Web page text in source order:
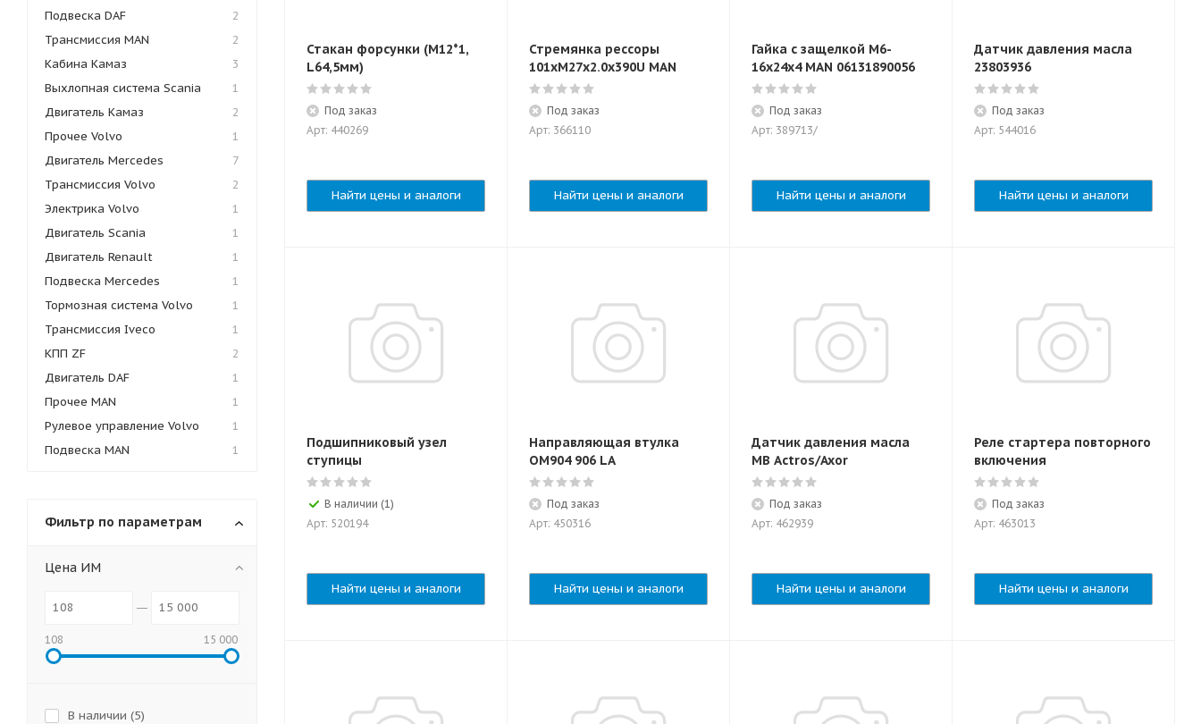
Стакан форсунки (M12*1,
L64,5мм)
Под заказ
Арт: 440269
Найти цены и аналоги
Стремянка рессоры
101xM27x2.0x390U MAN
Под заказ
Арт: 366110
Найти цены и аналоги
Гайка с защелкой M6-
16x24x4 MAN 06131890056
Под заказ
Арт: 389713/
Найти цены и аналоги
Датчик давления масла
23803936
Под заказ
Арт: 544016
Найти цены и аналоги
Подшипниковый узел
ступицы
В наличии (1)
Арт: 520194
Найти цены и аналоги
Направляющая втулка
OM904 906 LA
Под заказ
Арт: 450316
Найти цены и аналоги
Датчик давления масла
MB Actros/Axor
Под заказ
Арт: 462939
Найти цены и аналоги
Реле стартера повторного
включения
Под заказ
Арт: 463013
Найти цены и аналоги
Подвеска DAF
2
Трансмиссия MAN
2
Кабина Камаз
3
Выхлопная система Scania
1
Двигатель Камаз
2
Прочее Volvo
1
Двигатель Mercedes
7
Трансмиссия Volvo
2
Электрика Volvo
1
Двигатель Scania
1
Двигатель Renault
1
Подвеска Mercedes
1
Тормозная система Volvo
1
Трансмиссия Iveco
1
КПП ZF
2
Двигатель DAF
1
Прочее MAN
1
Рулевое управление Volvo
1
Подвеска MAN
1
Фильтр по параметрам
Цена ИМ
108 15 000
В наличии (5)